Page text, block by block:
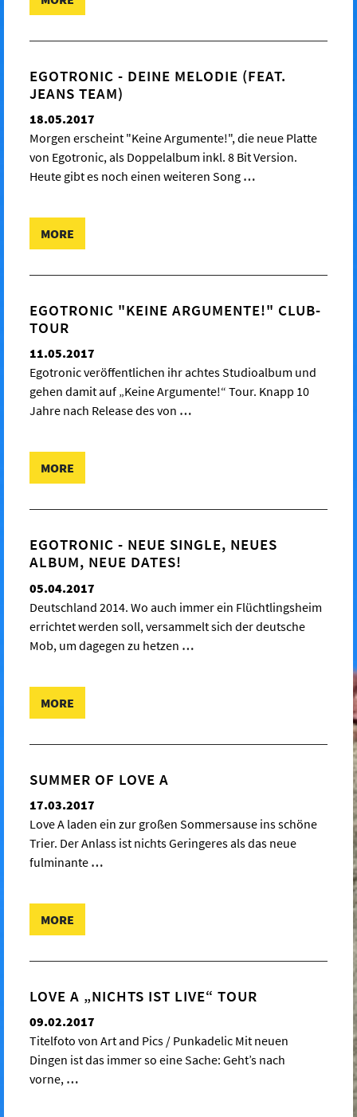
EGOTRONIC - DEINE MELODIE (FEAT.
JEANS TEAM)
18.05.2017
Morgen erscheint "Keine Argumente!", die neue Platte
von Egotronic, als Doppelalbum inkl. 8 Bit Version.
Heute gibt es noch einen weiteren Song …
MORE
EGOTRONIC "KEINE ARGUMENTE!" CLUB-
TOUR
11.05.2017
Egotronic veröffentlichen ihr achtes Studioalbum und
gehen damit auf „Keine Argumente!“ Tour. Knapp 10
Jahre nach Release des von …
MORE
EGOTRONIC - NEUE SINGLE, NEUES
ALBUM, NEUE DATES!
05.04.2017
Deutschland 2014. Wo auch immer ein Flüchtlingsheim
errichtet werden soll, versammelt sich der deutsche
Mob, um dagegen zu hetzen …
MORE
SUMMER OF LOVE A
17.03.2017
Love A laden ein zur großen Sommersause ins schöne
Trier. Der Anlass ist nichts Geringeres als das neue
fulminante …
MORE
LOVE A „NICHTS IST LIVE“ TOUR
09.02.2017
Titelfoto von Art and Pics / Punkadelic Mit neuen
Dingen ist das immer so eine Sache: Geht’s nach
vorne, …